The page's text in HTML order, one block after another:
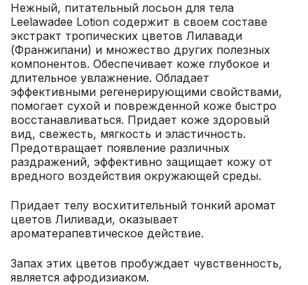
Нежный, питательный лосьон для тела
Leelawadee Lotion содержит в своем составе
экстракт тропических цветов Лилавади
(Франжипани) и множество других полезных
компонентов. Обеспечивает коже глубокое и
длительное увлажнение. Обладает
эффективными регенерирующими свойствами,
помогает сухой и поврежденной коже быстро
восстанавливаться. Придает коже здоровый
вид, свежесть, мягкость и эластичность.
Предотвращает появление различных
раздражений, эффективно защищает кожу от
вредного воздействия окружающей среды.
Придает телу восхитительный тонкий аромат
цветов Лиливади, оказывает
ароматерапевтическое действие.
Запах этих цветов пробуждает чувственность,
является афродизиаком.